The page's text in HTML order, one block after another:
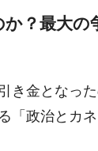
？最大の
き金となっ
「政治とカ